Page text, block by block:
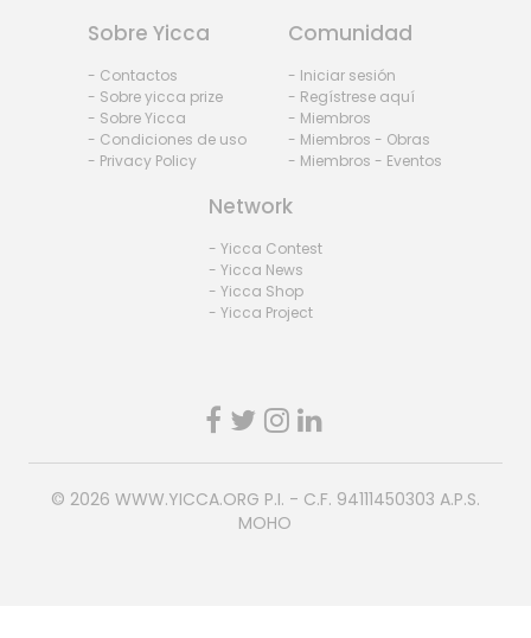
Sobre Yicca
- Contactos
- Sobre yicca prize
- Sobre Yicca
- Condiciones de uso
- Privacy Policy
Comunidad
- Iniciar sesión
- Regístrese aquí
- Miembros
- Miembros - Obras
- Miembros - Eventos
Network
- Yicca Contest
- Yicca News
- Yicca Shop
- Yicca Project
© 2026 WWW.YICCA.ORG P.I. - C.F. 94111450303 A.P.S.
MOHO